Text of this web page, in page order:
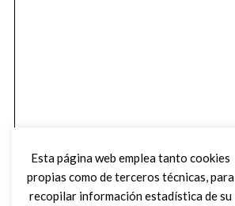
Esta página web emplea tanto cookies
propias como de terceros técnicas, para
recopilar información estadística de su